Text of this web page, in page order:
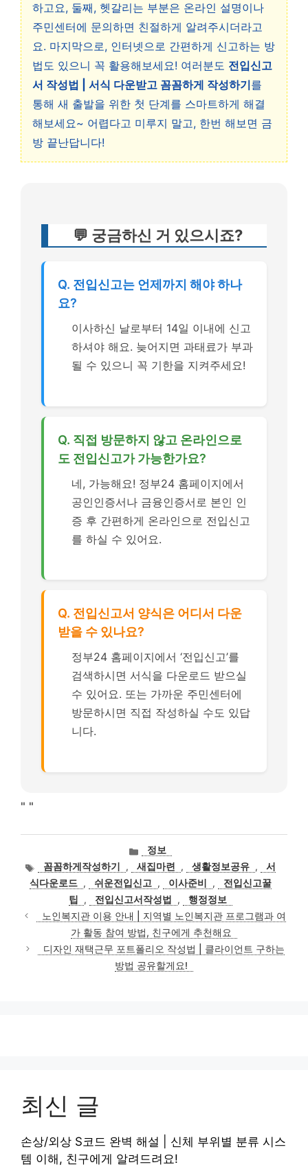
하고요, 둘째, 헷갈리는 부분은 온라인 설명이나
주민센터에 문의하면 친절하게 알려주시더라고
요. 마지막으로, 인터넷으로 간편하게 신고하는 방
법도 있으니 꼭 활용해보세요! 여러분도 전입신고
서 작성법 | 서식 다운받고 꼼꼼하게 작성하기를
통해 새 출발을 위한 첫 단계를 스마트하게 해결
해보세요~ 어렵다고 미루지 말고, 한번 해보면 금
방 끝난답니다!
💬 궁금하신 거 있으시죠?
Q. 전입신고는 언제까지 해야 하나
요?
이사하신 날로부터 14일 이내에 신고
하셔야 해요. 늦어지면 과태료가 부과
될 수 있으니 꼭 기한을 지켜주세요!
Q. 직접 방문하지 않고 온라인으로
도 전입신고가 가능한가요?
네, 가능해요! 정부24 홈페이지에서
공인인증서나 금융인증서로 본인 인
증 후 간편하게 온라인으로 전입신고
를 하실 수 있어요.
Q. 전입신고서 양식은 어디서 다운
받을 수 있나요?
정부24 홈페이지에서 ‘전입신고’를
검색하시면 서식을 다운로드 받으실
수 있어요. 또는 가까운 주민센터에
방문하시면 직접 작성하실 수도 있답
니다.
" "
카
테
고
리
정보
태
그
꼼꼼하게작성하기 , 새집마련 , 생활정보공유 ,
서
식다운로드 , 쉬운전입신고 , 이사준비 ,
전입신고꿀
팁
, 전입신고서작성법 ,
행정정보
노인복지관 이용 안내 | 지역별 노인복지관 프로그램과 여
가 활동 참여 방법, 친구에게 추천해요
디자인 재택근무 포트폴리오 작성법 | 클라이언트 구하는
방법 공유할게요!
최신 글
손상/외상 S코드 완벽 해설 | 신체 부위별 분류 시스
템 이해, 친구에게 알려드려요!